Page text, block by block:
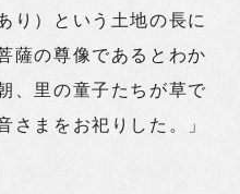
り）という土地の長に
薩の尊像であるとわか
、里の童子たちが草で
さまをお祀りした。」